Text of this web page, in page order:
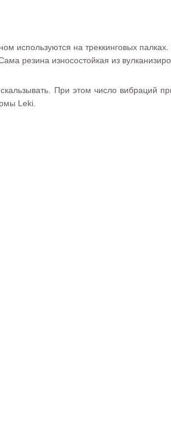
используются на треккинговых
резина износостойкая из
При этом число вибраций
Leki.